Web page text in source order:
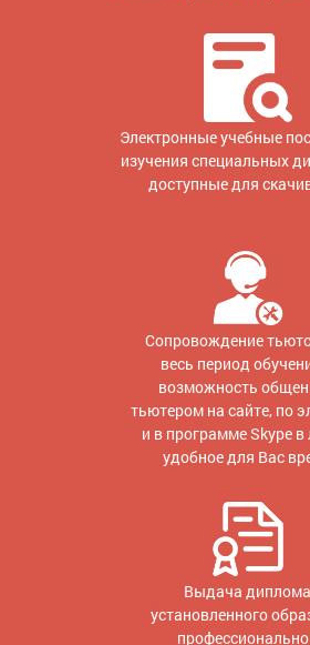
Электронные учебные
изучения специальных
доступные для
Сопровождение
весь период
возможность
тьютером на сайте, по
и в программе Skype
удобное для Вас
Выдача диплома
установленного